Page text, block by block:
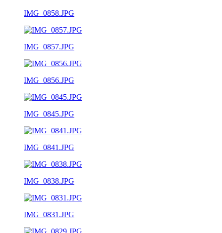
IMG_0858.JPG
IMG_0857.JPG
IMG_0856.JPG
IMG_0845.JPG
IMG_0841.JPG
IMG_0838.JPG
IMG_0831.JPG